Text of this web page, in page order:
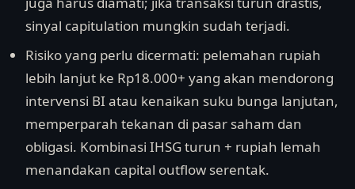
sinyal capitulation mungkin sudah terjadi.
Risiko yang perlu dicermati: pelemahan rupiah
lebih lanjut ke Rp18.000+ yang akan mendorong
intervensi BI atau kenaikan suku bunga lanjutan,
memperparah tekanan di pasar saham dan
obligasi. Kombinasi IHSG turun + rupiah lemah
menandakan capital outflow serentak.